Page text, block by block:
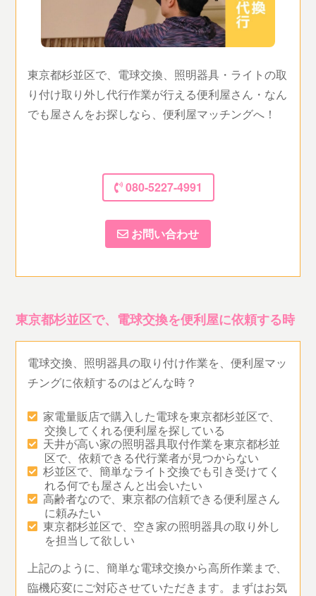
東京都杉並区で、電球交換、照明器具・ライトの取
り付け取り外し代行作業が行える便利屋さん・なん
でも屋さんをお探しなら、便利屋マッチングへ！
080-5227-4991
お問い合わせ
東京都杉並区で、電球交換を便利屋に依頼する時
電球交換、照明器具の取り付け作業を、便利屋マッ
チングに依頼するのはどんな時？
家電量販店で購入した電球を東京都杉並区で、
交換してくれる便利屋を探している
天井が高い家の照明器具取付作業を東京都杉並
区で、依頼できる代行業者が見つからない
杉並区で、簡単なライト交換でも引き受けてく
れる何でも屋さんと出会いたい
高齢者なので、東京都の信頼できる便利屋さん
に頼みたい
東京都杉並区で、空き家の照明器具の取り外し
を担当して欲しい
上記のように、簡単な電球交換から高所作業まで、
臨機応変にご対応させていただきます。まずはお気